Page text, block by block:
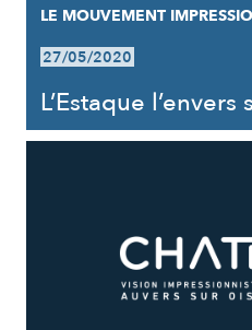
LE MOUVEMENT
27/05/2020
L’Estaque